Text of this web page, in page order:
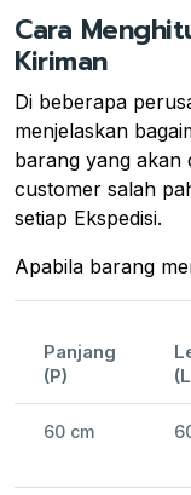
Cara
Kiriman
Di beberapa
menjelaskan
barang yang akan
customer salah
setiap Ekspedisi.
Apabila barang
Panjang
(P)
60 cm